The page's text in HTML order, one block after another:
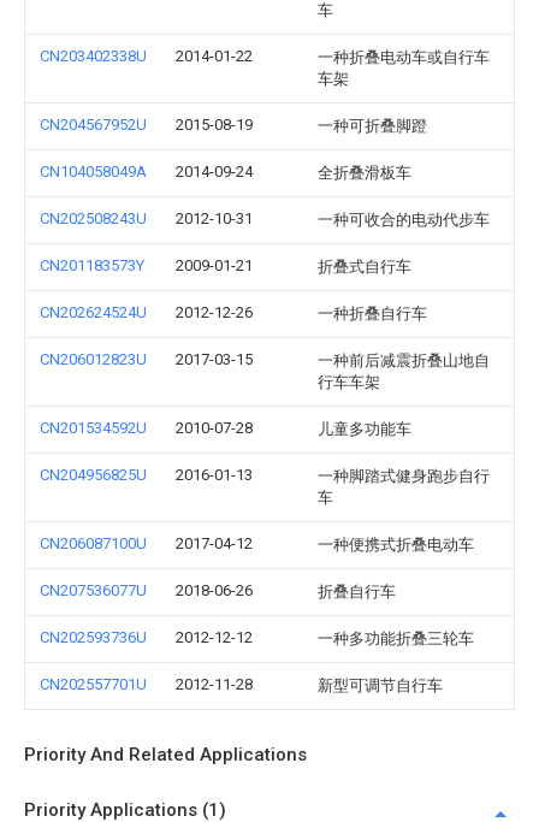
车
CN203402338U 2014-01-22
一种折叠电动车或自行车
车架
CN204567952U 2015-08-19 一种可折叠脚蹬
CN104058049A 2014-09-24 全折叠滑板车
CN202508243U 2012-10-31 一种可收合的电动代步车
CN201183573Y 2009-01-21 折叠式自行车
CN202624524U 2012-12-26 一种折叠自行车
CN206012823U 2017-03-15
一种前后减震折叠山地自
行车车架
CN201534592U 2010-07-28 儿童多功能车
CN204956825U 2016-01-13
一种脚踏式健身跑步自行
车
CN206087100U 2017-04-12 一种便携式折叠电动车
CN207536077U 2018-06-26 折叠自行车
CN202593736U 2012-12-12 一种多功能折叠三轮车
CN202557701U 2012-11-28 新型可调节自行车
Priority And Related Applications
Priority Applications (1)